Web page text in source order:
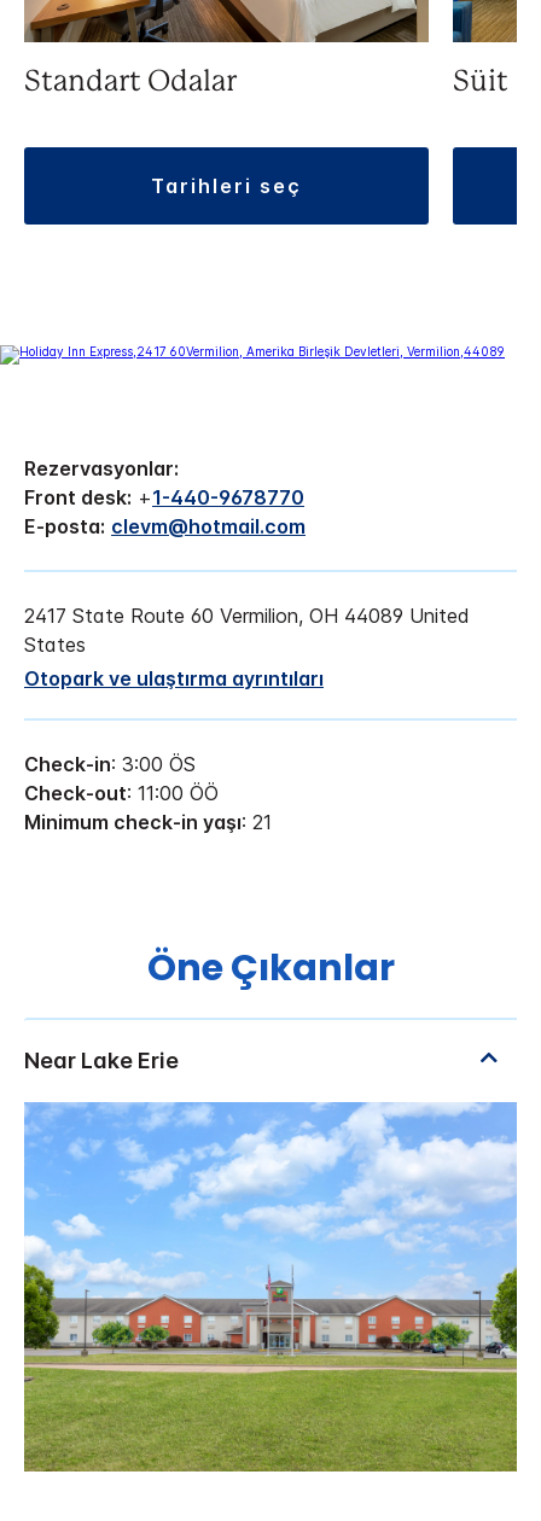
Standart Odalar
tarihleri seç
Süit
Rezervasyonlar:
Front desk: +1-440-9678770
E-posta: clevm@hotmail.com
2417 State Route 60 Vermilion, OH 44089 United
States
Otopark ve ulaştırma ayrıntıları
Check-in: 3:00 ÖS
Check-out: 11:00 ÖÖ
Minimum check-in yaşı: 21
Öne Çıkanlar